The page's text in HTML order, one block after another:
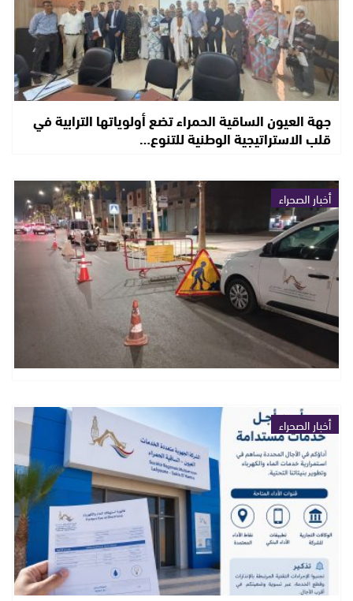
جهة العيون الساقية الحمراء تضع أولوياتها الترابية في
قلب الاستراتيجية الوطنية للتنوع…
أخبار الصحراء
أخبار الصحراء